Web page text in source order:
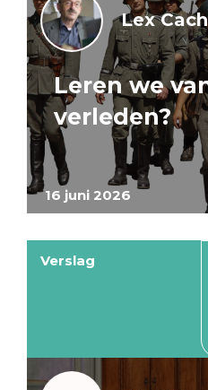
16 juni 2026
Lex
Leren we
verleden?
Verslag